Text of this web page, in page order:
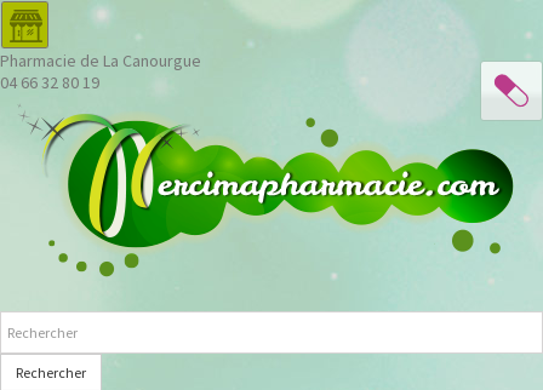
Pharmacie de La Canourgue
04 66 32 80 19
Rechercher